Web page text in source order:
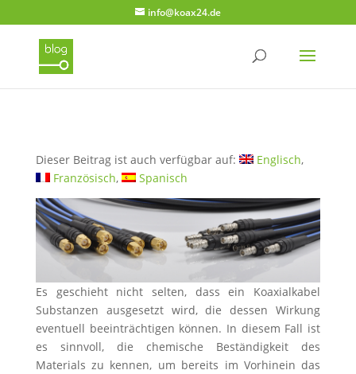
info@koax24.de
Dieser Beitrag ist auch verfügbar auf:
Englisch
Französisch
Spanisch
Es geschieht nicht selten, dass ein Koaxialkabel
Substanzen ausgesetzt wird, die dessen Wirkung
eventuell beeinträchtigen können. In diesem Fall ist
es sinnvoll, die chemische Beständigkeit des
Materials zu kennen, um bereits im Vorhinein das